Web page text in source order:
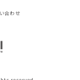
合わせ